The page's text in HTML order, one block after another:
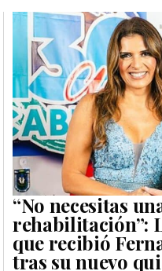
“No necesitas
rehabilitación”:
que recibió
tras su nuevo